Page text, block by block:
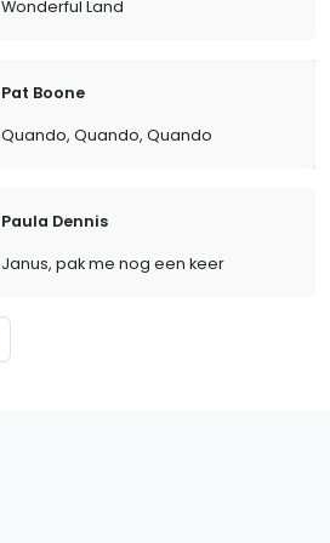
Wonderful Land
Pat Boone
Quando, Quando, Quando
Paula Dennis
Janus, pak me nog een keer